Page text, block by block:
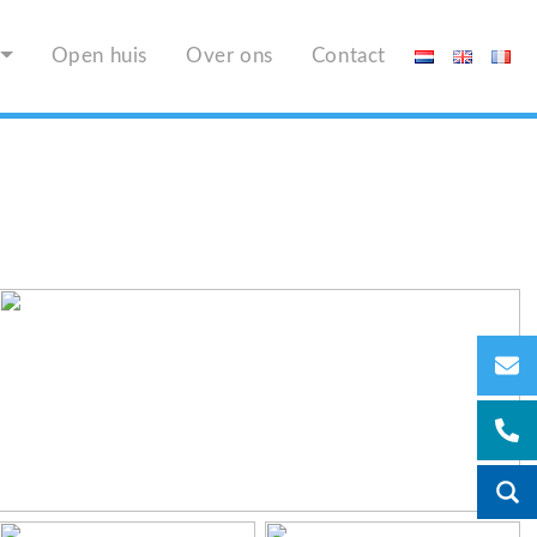
Open huis Over ons Contact